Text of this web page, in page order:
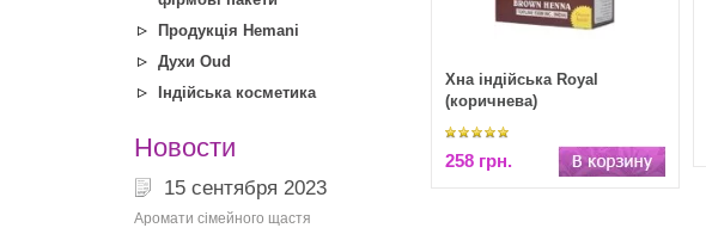
Продукція Hemani
Духи Oud
Індійська косметика
Новости
15 сентября 2023
Аромати сімейного щастя
Хна індійська Royal
(коричнева)
258 грн.